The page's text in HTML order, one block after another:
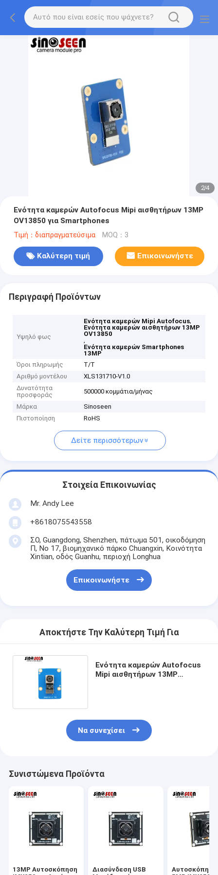
2/4
Ενότητα καμερών Autofocus Mipi αισθητήρων 13MP
OV13850 για Smartphones
Τιμή：διαπραγματεύσιμα MOQ：3
Καλύτερη τιμή Επικοινωνήστε
Περιγραφή Προϊόντων
Υψηλό φως
Ενότητα καμερών Mipi Autofocus,
Ενότητα καμερών αισθητήρων 13MP
OV13850
,
Ενότητα καμερών Smartphones
13MP
Όροι πληρωμής
T/T
Αριθμό μοντέλου
XLS131710-V1.0
Δυνατότητα
προσφοράς
500000 κομμάτια/μήνας
Μάρκα
Sinoseen
Πιστοποίηση
RoHS
Δείτε περισσότερων
Στοιχεία Επικοινωνίας
Mr. Andy Lee
+8618075543558
ΣΟ, Guangdong, Shenzhen, πάτωμα 501, οικοδόμηση
Π, Νο 17, βιομηχανικό πάρκο Chuangxin, Κοινότητα
Xintian, οδός Guanhu, περιοχή Longhua
Επικοινωνήστε
Αποκτήστε Την Καλύτερη Τιμή Για
Ενότητα καμερών Autofocus
Mipi αισθητήρων 13MP
Να συνεχίσει
Συνιστώμενα Προϊόντα
13MP Αυτοσκόπηση
Διασύνδεση USB
Αυτοσκόπηση